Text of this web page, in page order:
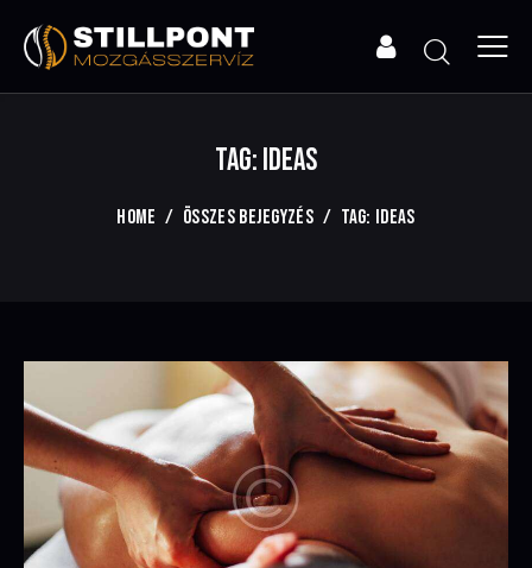
TAG: IDEAS
HOME ÖSSZES BEJEGYZÉS TAG: IDEAS